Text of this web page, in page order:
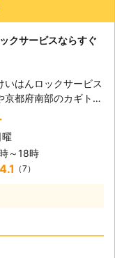
庫やシャッターの開
。ドクターロックセキ
の事を第一に考えて
も、感謝のお声を沢山
した。しかし貴重なお
事は決してせず、初
速な作業で取り組んで
達が居れば鍵のトラブ
せん！鍵の出張サービ
クセキュリティを、
クサービスならすぐ
いはんロックサービス
京都府南部のカギトラ
依頼を承っておりま
対応ですので、鍵を
宅に入れなくなっ
ックしてしまい困って
トラブルにもすぐに
曜
～18時
4.1 （7）